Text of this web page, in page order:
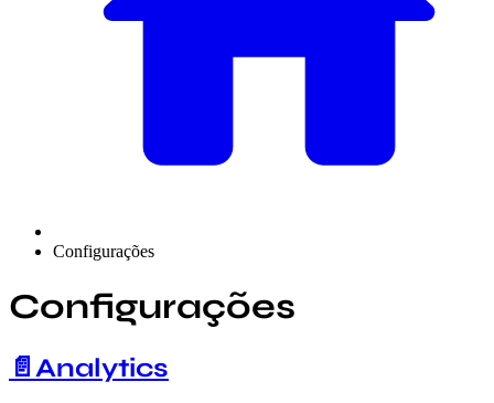
Configurações
Configurações
📄️Analytics